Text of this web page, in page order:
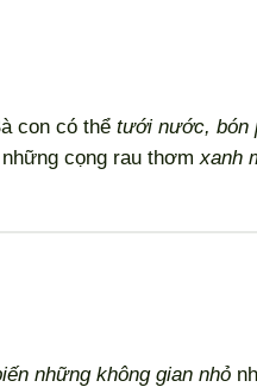
con có thể tưới nước, bón
cọng rau thơmxanh
những không gian nhỏ